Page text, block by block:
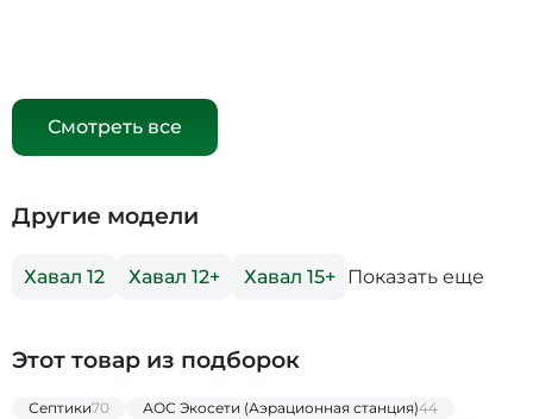
Смотреть все
Другие модели
Хавал 12 Хавал 12+ Хавал 15+ Показать еще
Этот товар из подборок
Септики70 АОС Экосети (Аэрационная станция)44